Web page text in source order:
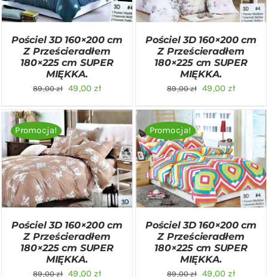
Pościel 3D 160×200 cm
Z Prześcieradłem
180×225 cm SUPER
MIĘKKA.
89,00zł
Pierwotna
wynosiła:
89,00 zł.
49,00złAktualna
wynosi:
49,00 zł.
Pościel 3D 160×200 cm
Z Prześcieradłem
180×225 cm SUPER
MIĘKKA.
89,00zł
Pierwotna
wynosiła:
89,00 zł.
49,00zł
wynosi:
49,00
Promocja!
DODAJ DO KOSZYKA
/
SZCZEGÓŁY
Pościel 3D 160×200 cm
Z Prześcieradłem
180×225 cm SUPER
MIĘKKA.
89,00zł
Pierwotna
49,00złAktualna
Promocja!
DODAJ DO KOSZYKA
/
SZCZEGÓŁY
Pościel 3D 160×200 cm
Z Prześcieradłem
180×225 cm SUPER
MIĘKKA.
89,00zł
Pierwotna
49,00zł